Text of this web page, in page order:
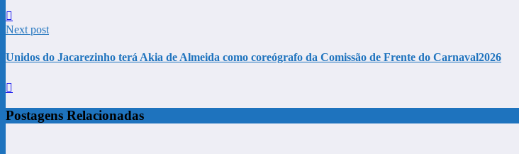
Next post
Unidos do Jacarezinho terá Akia de Almeida como coreógrafo da Comissão de Frente do Carnaval2026
Postagens Relacionadas